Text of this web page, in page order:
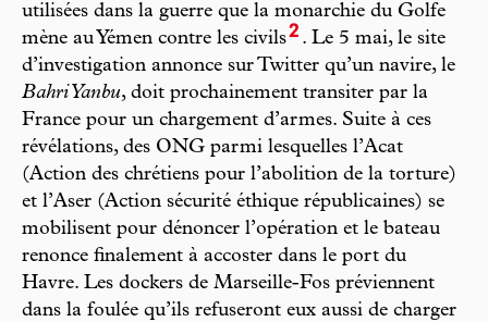
utilisées dans la guerre que la monarchie du Golfe
mène au Yémen contre les civils2 . Le 5 mai, le site
d’investigation annonce sur Twitter qu’un navire, le
Bahri Yanbu, doit prochainement transiter par la
France pour un chargement d’armes. Suite à ces
révélations, des ONG parmi lesquelles l’Acat
(Action des chrétiens pour l’abolition de la torture)
et l’Aser (Action sécurité éthique républicaines) se
mobilisent pour dénoncer l’opération et le bateau
renonce finalement à accoster dans le port du
Havre. Les dockers de Marseille-Fos préviennent
dans la foulée qu’ils refuseront eux aussi de charger